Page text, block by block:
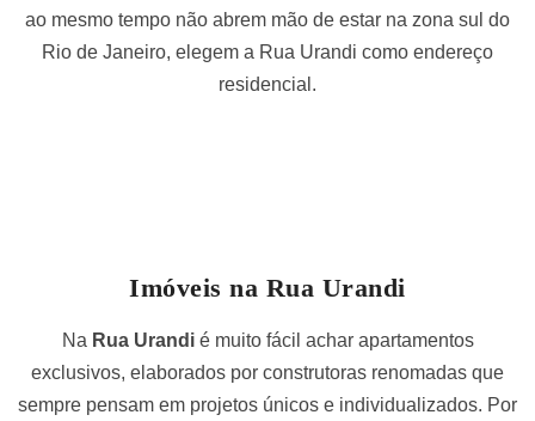
ao mesmo tempo não abrem mão de estar na zona sul do
Rio de Janeiro, elegem a Rua Urandi como endereço
residencial.
Imóveis na Rua Urandi
Na Rua Urandié muito fácil achar apartamentos
exclusivos, elaborados por construtoras renomadas que
sempre pensam em projetos únicos e individualizados. Por